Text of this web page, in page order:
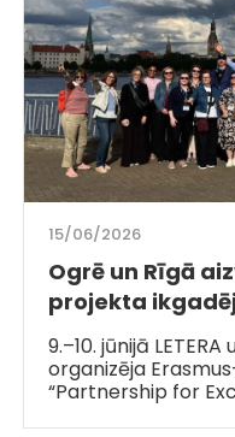
15/06/2026
Ogrē un Rīgā
projekta
9.–10. jūnijā
organizēja
“Partnership for